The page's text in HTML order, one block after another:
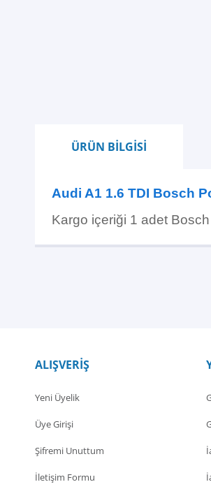
ÜRÜN BİLGİSİ
Audi A1 1.6 TDI Bosch
Kargo içeriği 1 adet
ALIŞVERİŞ
Yeni Üyelik
Üye Girişi
Şifremi Unuttum
İletişim Formu